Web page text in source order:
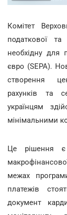
Комітет
податкової
необхідну для
євро (SEPA).
створення
рахунків та
українцям
мінімальними
Це рішення
межах
платежів
документ